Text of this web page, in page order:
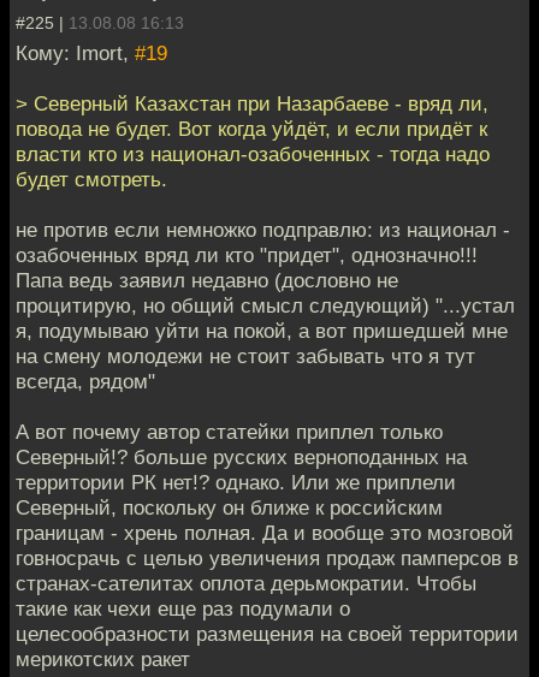
#225 | 13.08.08 16:13
Кому: Imort, #19
> Северный Казахстан при Назарбаеве - вряд ли,
повода не будет. Вот когда уйдёт, и если придёт к
власти кто из национал-озабоченных - тогда надо
будет смотреть.
не против если немножко подправлю: из национал -
озабоченных вряд ли кто "придет", однозначно!!!
Папа ведь заявил недавно (дословно не
процитирую, но общий смысл следующий) "...устал
я, подумываю уйти на покой, а вот пришедшей мне
на смену молодежи не стоит забывать что я тут
всегда, рядом"
А вот почему автор статейки приплел только
Северный!? больше русских верноподанных на
территории РК нет!? однако. Или же приплели
Северный, поскольку он ближе к российским
границам - хрень полная. Да и вообще это мозговой
говносрачь с целью увеличения продаж памперсов в
странах-сателитах оплота дерьмократии. Чтобы
такие как чехи еще раз подумали о
целесообразности размещения на своей территории
мерикотских ракет